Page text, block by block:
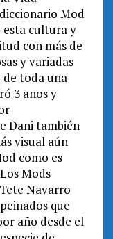
Mod
esta cultura y
con más de
y variadas
de toda una
3 años y
Dani también
visual aún
como es
Mods
Navarro
que
año desde el